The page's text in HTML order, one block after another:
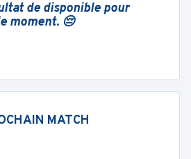
de disponible pour
moment. 😔
MATCH